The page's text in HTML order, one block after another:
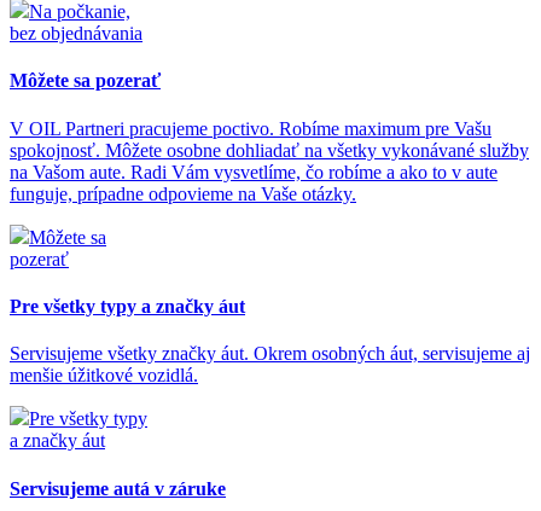
Na počkanie,
bez objednávania
Môžete sa pozerať
V OIL Partneri pracujeme poctivo. Robíme maximum pre Vašu
spokojnosť. Môžete osobne dohliadať na všetky vykonávané služby
na Vašom aute. Radi Vám vysvetlíme, čo robíme a ako to v aute
funguje, prípadne odpovieme na Vaše otázky.
Môžete sa
pozerať
Pre všetky typy a značky áut
Servisujeme všetky značky áut. Okrem osobných áut, servisujeme aj
menšie úžitkové vozidlá.
Pre všetky typy
a značky áut
Servisujeme autá v záruke